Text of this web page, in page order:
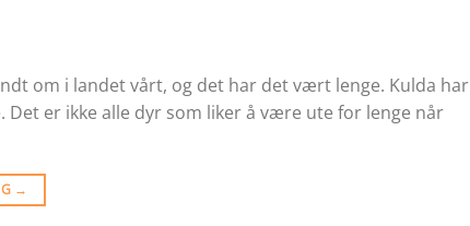
om i landet vårt, og det har det vært lenge. Kulda har
er ikke alle dyr som liker å være ute for lenge når
→